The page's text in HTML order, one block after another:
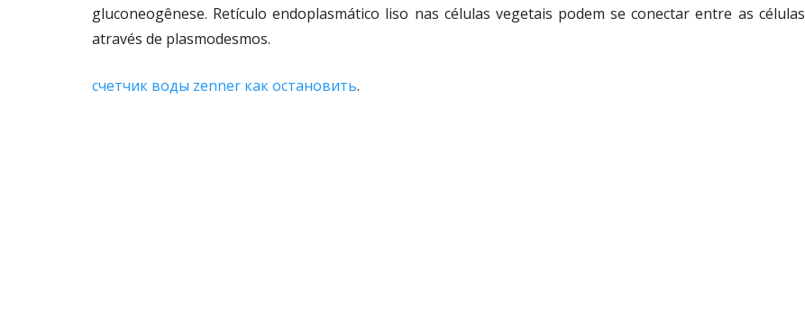
gluconeogênese. Retículo endoplasmático liso nas células vegetais podem se conectar entre as células
através de plasmodesmos.
счетчик воды zenner как остановить.